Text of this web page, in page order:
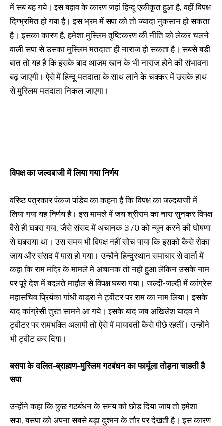
में सब बह गये। इस बहाव के कारण जहां हिन्दू एकीकृत हुआ है, वहीं विपक्ष
दिग्भ्रमित हो गया है। इस भ्रम में सपा को तो ज्यादा नुकसान हो सकता
है। इसका कारण है, हमेशा मुस्लिम तुष्टिकरण की नीति को लेकर चलने
वाली सपा से उसका मुस्लिम मतदाता ही नाराज हो सकता है। सबसे बड़ी
बात तो यह है कि इसके बाद आजम खान के भी नाराज होने की संभावना
बढ़ जाएगी। ऐसे में हिन्दू मतदाता के साथ लाने के चक्कर में उसके हाथ
से मुस्लिम मतदाता निकल जाएगा।
विपक्ष का जल्दबाजी में लिया गया निर्णय
वरिष्ठ पत्रकार पंकज पांडेय का कहना है कि विपक्ष का जल्दबाजी में
लिया गया यह निर्णय है। इस मामले में जय श्रीराम का नारा सुनकर विपक्ष
वैसे ही घबरा गया, जैसे संसद में अचानक 370 को न्यून करने की घोषणा
से घबराया था। उस समय भी विपक्ष नहीं सोच पाया कि इसको कैसे रोका
जाय और संसद में पास हो गया। उन्होंने हिन्दुस्थान समाचार से वार्ता में
कहा कि राम मंदिर के मामले में अचानक तो नहीं हुआ लेकिन उसके नाम
पर पूरे देश में बदलते माहौल से विपक्ष घबरा गया। जल्दी-जल्दी में कांग्रेस
महासचिव प्रियंका गांधी वाड्रा ने ट्वीटर पर राम का नाम लिया। इसके
बाद कांग्रेसी तुरंत सामने आ गये। इसके बाद जब अखिलेश यादव ने
ट्वीटर पर रामभक्ति अलापी तो ऐसे में मायावती कैसे पीछे रहतीं। उन्होंने
भी ट्वीट कर दिया।
बसपा के दलित-ब्राह्मण-मुस्लिम गठबंधन का फार्मूला तोड़ना चाहती है
सपा
उन्होंने कहा कि कुछ गठबंधन के समय को छोड़ दिया जाय तो हमेशा
सपा, बसपा को अपना सबसे बड़ा दुश्मन के तौर पर देखती है। इस कारण